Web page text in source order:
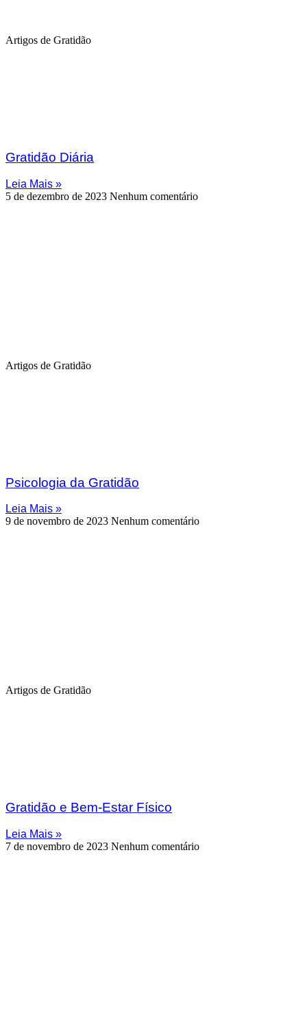
Artigos de Gratidão
Gratidão Diária
Leia Mais »
5 de dezembro de 2023 Nenhum comentário
Artigos de Gratidão
Psicologia da Gratidão
Leia Mais »
9 de novembro de 2023 Nenhum comentário
Artigos de Gratidão
Gratidão e Bem-Estar Físico
Leia Mais »
7 de novembro de 2023 Nenhum comentário